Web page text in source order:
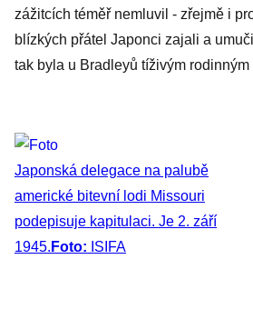
zážitcích téměř nemluvil - zřejmě i
blízkých přátel Japonci zajali a
tak byla u Bradleyů tíživým rodinným
Japonská delegace na palubě
americké bitevní lodi Missouri
podepisuje kapitulaci. Je 2. září
1945. Foto: ISIFA